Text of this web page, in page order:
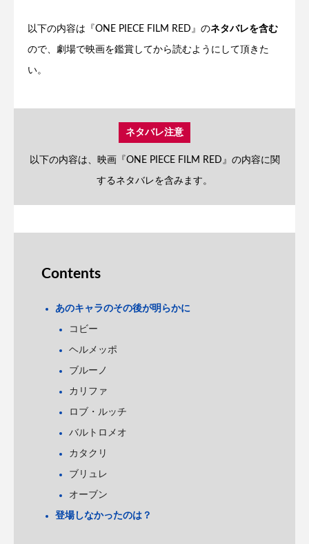
以下の内容は『ONE PIECE FILM RED』のネタバレを含む
ので、劇場で映画を鑑賞してから読むようにして頂きた
い。
ネタバレ注意
以下の内容は、映画『ONE PIECE FILM RED』の内容に関
するネタバレを含みます。
Contents
あのキャラのその後が明らかに
コビー
ヘルメッポ
ブルーノ
カリファ
ロブ・ルッチ
バルトロメオ
カタクリ
ブリュレ
オーブン
登場しなかったのは？